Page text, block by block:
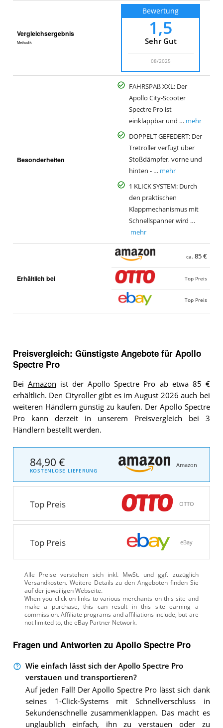
Vergleichsergebnis
Methodik
Bewertung
1,5
Sehr Gut
08/2025
Besonderheiten
FAHRSPAß XXL: Der
Apollo City-Scooter
Spectre Pro ist
einklappbar und … mehr
DOPPELT GEFEDERT: Der
Tretroller verfügt über
Stoßdämpfer, vorne und
hinten - … mehr
1 KLICK SYSTEM: Durch
den praktischen
Klappmechanismus mit
Schnellspanner wird …
mehr
Erhältlich bei
ca. 85 €
Top Preis
Top Preis
Preisvergleich: Günstigste Angebote für Apollo
Spectre Pro
Bei Amazon ist der Apollo Spectre Pro ab etwa 85 €
erhältlich. Den Cityroller gibt es im August 2026 auch bei
weiteren Händlern günstig zu kaufen. Der Apollo Spectre
Pro kann derzeit in unserem Preisvergleich bei 3
Händlern bestellt werden.
84,90 €
KOSTENLOSE LIEFERUNG
Amazon
Top Preis OTTO
Top Preis eBay
Alle Preise verstehen sich inkl. MwSt. und ggf. zuzüglich
Versandkosten. Weitere Details zu den Angeboten finden Sie
auf der jeweiligen Webseite.
Fragen und Antworten zu Apollo Spectre Pro
Wie einfach lässt sich der Apollo Spectre Pro
verstauen und transportieren?
Auf jeden Fall! Der Apollo Spectre Pro lässt sich dank
seines 1-Click-Systems mit Schnellverschluss in
Sekundenschnelle zusammenklappen. Das macht es
unglaublich einfach, ihn zu verstauen oder zu